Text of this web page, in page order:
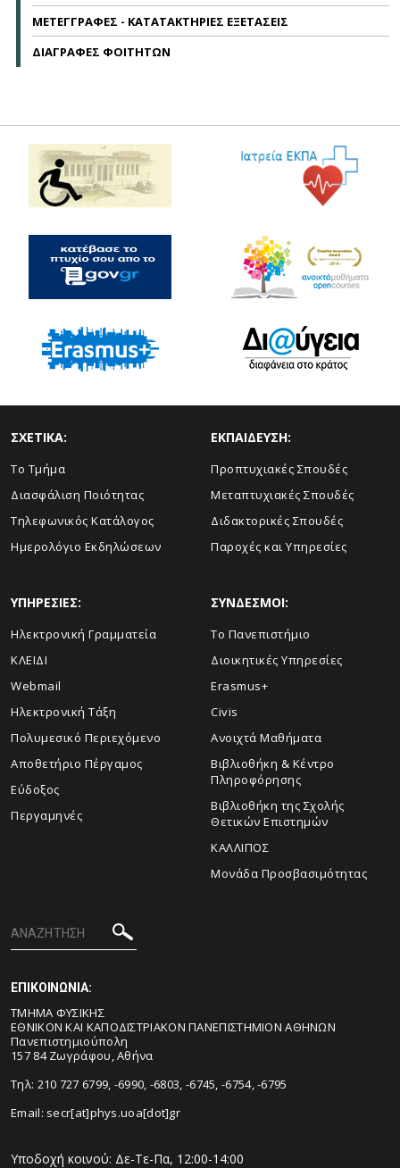
ΜΕΤΕΓΓΡΑΦΕΣ - ΚΑΤΑΤΑΚΤΗΡΙΕΣ ΕΞΕΤΑΣΕΙΣ
ΔΙΑΓΡΑΦΕΣ ΦΟΙΤΗΤΩΝ
ΣΧΕΤΙΚΑ:
Το Τμήμα
Διασφάλιση Ποιότητας
Τηλεφωνικός Κατάλογος
Ημερολόγιο Εκδηλώσεων
ΕΚΠΑΙΔΕΥΣΗ:
Προπτυχιακές Σπουδές
Μεταπτυχιακές Σπουδές
Διδακτορικές Σπουδές
Παροχές και Υπηρεσίες
ΥΠΗΡΕΣΙΕΣ:
Ηλεκτρονική Γραμματεία
ΚΛΕΙΔΙ
Webmail
Ηλεκτρονική Τάξη
Πολυμεσικό Περιεχόμενο
Αποθετήριο Πέργαμος
Εύδοξος
Περγαμηνές
ΣΥΝΔΕΣΜΟΙ:
Το Πανεπιστήμιο
Διοικητικές Υπηρεσίες
Erasmus+
Civis
Ανοιχτά Μαθήματα
Βιβλιοθήκη & Κέντρο
Πληροφόρησης
Βιβλιοθήκη της Σχολής
Θετικών Επιστημών
ΚΑΛΛΙΠΟΣ
Μονάδα Προσβασιμότητας
ΕΠΙΚΟΙΝΩΝΙΑ:
ΤΜΗΜΑ ΦΥΣΙΚΗΣ
ΕΘΝΙΚΟΝ ΚΑΙ ΚΑΠΟΔΙΣΤΡΙΑΚΟΝ ΠΑΝΕΠΙΣΤΗΜΙΟΝ ΑΘΗΝΩΝ
Πανεπιστημιούπολη
157 84 Ζωγράφου, Αθήνα
Τηλ: 210 727 6799, -6990, -6803, -6745, -6754, -6795
Email: secr[at]phys.uoa[dot]gr
Υποδοχή κοινού: Δε-Τε-Πα, 12:00-14:00